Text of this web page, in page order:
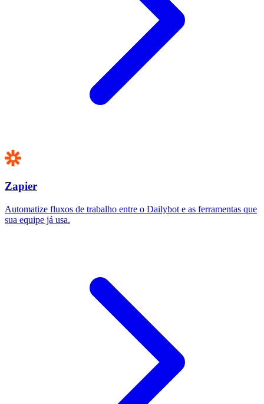
Zapier
Automatize fluxos de trabalho entre o Dailybot e as ferramentas que
sua equipe já usa.